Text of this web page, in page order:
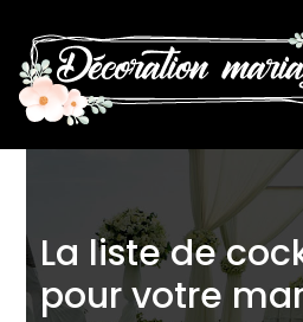
La liste de
pour votre